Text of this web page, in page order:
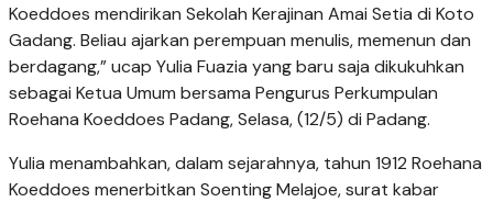
Koeddoes mendirikan Sekolah Kerajinan Amai Setia di Koto
Gadang. Beliau ajarkan perempuan menulis, memenun dan
berdagang,” ucap Yulia Fuazia yang baru saja dikukuhkan
sebagai Ketua Umum bersama Pengurus Perkumpulan
Roehana Koeddoes Padang, Selasa, (12/5) di Padang.
Yulia menambahkan, dalam sejarahnya, tahun 1912 Roehana
Koeddoes menerbitkan Soenting Melajoe, surat kabar